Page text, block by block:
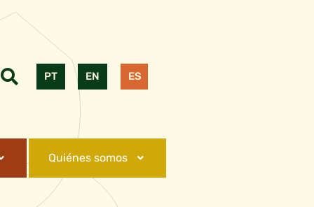
PT EN ES
Quiénes somos